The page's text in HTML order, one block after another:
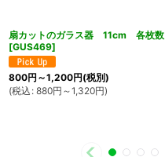
扇カットのガラス器 11cm 各枚数
[GUS469]
800円 ～1,200円(税別)
(税込 : 880円 ～1,320円)